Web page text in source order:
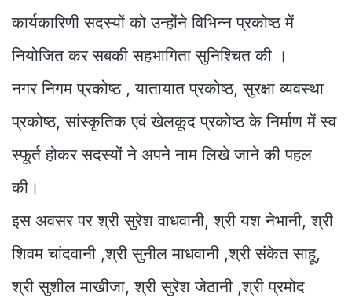
कार्यकारिणी सदस्यों को उन्होंने विभिन्न प्रकोष्ठ में
नियोजित कर सबकी सहभागिता सुनिश्चित की ।
नगर निगम प्रकोष्ठ , यातायात प्रकोष्ठ, सुरक्षा व्यवस्था
प्रकोष्ठ, सांस्कृतिक एवं खेलकूद प्रकोष्ठ के निर्माण में स्व
स्फूर्त होकर सदस्यों ने अपने नाम लिखे जाने की पहल
की।
इस अवसर पर श्री सुरेश वाधवानी, श्री यश नेभानी, श्री
शिवम चांदवानी ,श्री सुनील माधवानी ,श्री संकेत साहू,
श्री सुशील माखीजा, श्री सुरेश जेठानी ,श्री प्रमोद